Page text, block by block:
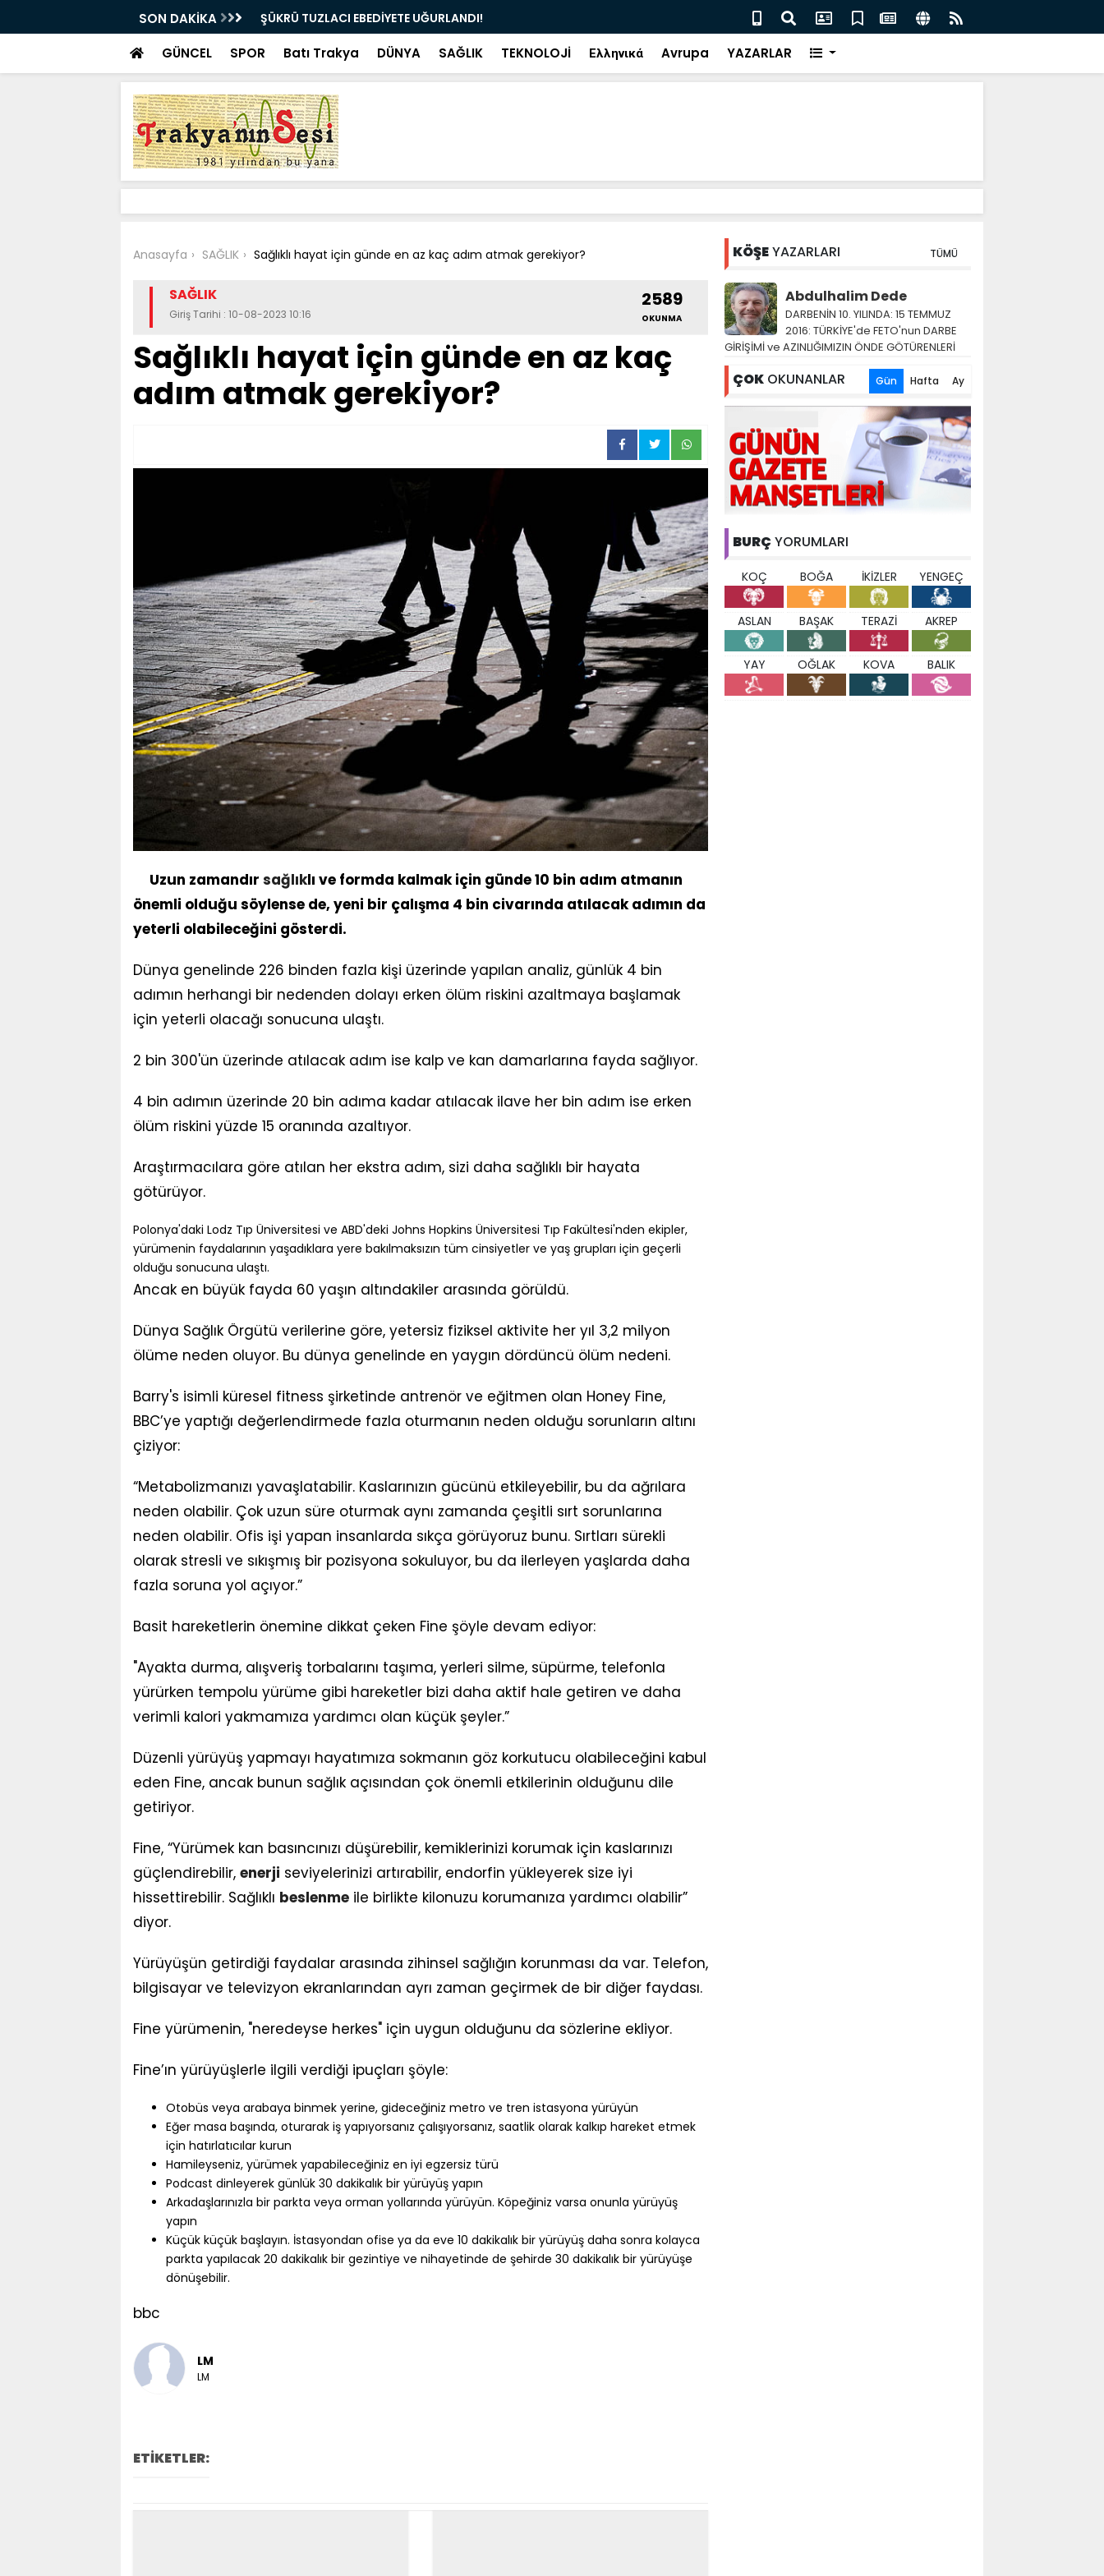
SON DAKİKA
Bir milyon euro ikramiye çıkan ve çöpe atılan bilet iki gün sonra
bulundu
Salah transferi için İngiliz medyası ne diyor?
GÜNCEL SPOR Batı Trakya DÜNYA SAĞLIK TEKNOLOJİ Ελληνικά Avrupa YAZARLAR
Anasayfa SAĞLIK Sağlıklı hayat için günde en az kaç adım atmak gerekiyor?
SAĞLIK
Giriş Tarihi : 10-08-2023 10:16
2589
OKUNMA
Sağlıklı hayat için günde en az kaç
adım atmak gerekiyor?
Uzun zamandır sağlıklı ve formda kalmak için günde 10 bin adım atmanın
önemli olduğu söylense de, yeni bir çalışma 4 bin civarında atılacak adımın da
yeterli olabileceğini gösterdi.
Dünya genelinde 226 binden fazla kişi üzerinde yapılan analiz, günlük 4 bin
adımın herhangi bir nedenden dolayı erken ölüm riskini azaltmaya başlamak
için yeterli olacağı sonucuna ulaştı.
2 bin 300'ün üzerinde atılacak adım ise kalp ve kan damarlarına fayda sağlıyor.
4 bin adımın üzerinde 20 bin adıma kadar atılacak ilave her bin adım ise erken
ölüm riskini yüzde 15 oranında azaltıyor.
Araştırmacılara göre atılan her ekstra adım, sizi daha sağlıklı bir hayata
götürüyor.
Polonya'daki Lodz Tıp Üniversitesi ve ABD'deki Johns Hopkins Üniversitesi Tıp Fakültesi'nden ekipler,
yürümenin faydalarının yaşadıklara yere bakılmaksızın tüm cinsiyetler ve yaş grupları için geçerli
olduğu sonucuna ulaştı.
Ancak en büyük fayda 60 yaşın altındakiler arasında görüldü.
Dünya Sağlık Örgütü verilerine göre, yetersiz fiziksel aktivite her yıl 3,2 milyon
ölüme neden oluyor. Bu dünya genelinde en yaygın dördüncü ölüm nedeni.
Barry's isimli küresel fitness şirketinde antrenör ve eğitmen olan Honey Fine,
BBC’ye yaptığı değerlendirmede fazla oturmanın neden olduğu sorunların altını
çiziyor:
“Metabolizmanızı yavaşlatabilir. Kaslarınızın gücünü etkileyebilir, bu da ağrılara
neden olabilir. Çok uzun süre oturmak aynı zamanda çeşitli sırt sorunlarına
neden olabilir. Ofis işi yapan insanlarda sıkça görüyoruz bunu. Sırtları sürekli
olarak stresli ve sıkışmış bir pozisyona sokuluyor, bu da ilerleyen yaşlarda daha
fazla soruna yol açıyor.”
Basit hareketlerin önemine dikkat çeken Fine şöyle devam ediyor:
"Ayakta durma, alışveriş torbalarını taşıma, yerleri silme, süpürme, telefonla
yürürken tempolu yürüme gibi hareketler bizi daha aktif hale getiren ve daha
verimli kalori yakmamıza yardımcı olan küçük şeyler.”
Düzenli yürüyüş yapmayı hayatımıza sokmanın göz korkutucu olabileceğini kabul
eden Fine, ancak bunun sağlık açısından çok önemli etkilerinin olduğunu dile
getiriyor.
Fine, “Yürümek kan basıncınızı düşürebilir, kemiklerinizi korumak için kaslarınızı
güçlendirebilir, enerji seviyelerinizi artırabilir, endorfin yükleyerek size iyi
hissettirebilir. Sağlıklı beslenme ile birlikte kilonuzu korumanıza yardımcı olabilir”
diyor.
Yürüyüşün getirdiği faydalar arasında zihinsel sağlığın korunması da var. Telefon,
bilgisayar ve televizyon ekranlarından ayrı zaman geçirmek de bir diğer faydası.
Fine yürümenin, "neredeyse herkes" için uygun olduğunu da sözlerine ekliyor.
Fine’ın yürüyüşlerle ilgili verdiği ipuçları şöyle:
Otobüs veya arabaya binmek yerine, gideceğiniz metro ve tren istasyona yürüyün
Eğer masa başında, oturarak iş yapıyorsanız çalışıyorsanız, saatlik olarak kalkıp hareket etmek
için hatırlatıcılar kurun
Hamileyseniz, yürümek yapabileceğiniz en iyi egzersiz türü
Podcast dinleyerek günlük 30 dakikalık bir yürüyüş yapın
Arkadaşlarınızla bir parkta veya orman yollarında yürüyün. Köpeğiniz varsa onunla yürüyüş
yapın
Küçük küçük başlayın. İstasyondan ofise ya da eve 10 dakikalık bir yürüyüş daha sonra kolayca
parkta yapılacak 20 dakikalık bir gezintiye ve nihayetinde de şehirde 30 dakikalık bir yürüyüşe
dönüşebilir.
bbc
LM
LM
ETİKETLER:
KÖŞEYAZARLARI TÜMÜ
Abdulhalim Dede
DARBENİN 10. YILINDA: 15 TEMMUZ
2016: TÜRKİYE'de FETO'nun DARBE
GİRİŞİMİ ve AZINLIĞIMIZIN ÖNDE GÖTÜRENLERİ
ÇOK OKUNANLAR Gün Hafta Ay
BURÇ YORUMLARI
KOÇ BOĞA İKİZLER YENGEÇ
ASLAN BAŞAK TERAZİ AKREP
YAY OĞLAK KOVA BALIK